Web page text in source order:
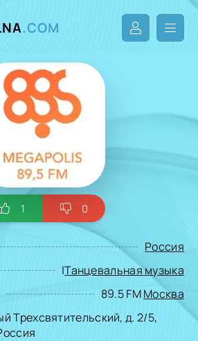
.COM
1 0
Россия
|Танцевальная музыка
89.5 FMМосква
Трехсвятительский, д. 2/5,